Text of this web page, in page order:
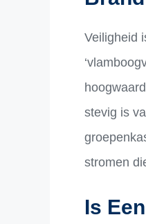
Veiligheid
stevig is
stromen
Is